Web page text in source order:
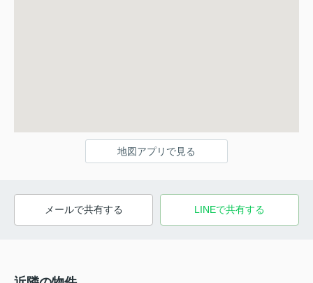
地図アプリで見る
メールで共有する LINEで共有する